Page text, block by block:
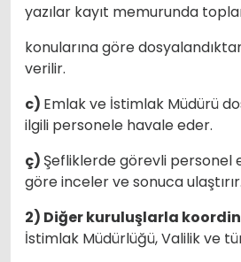
yazılar kayıt memurunda
konularına göre
verilir.
c) Emlak ve İstimlak Müdürü
ilgili personele havale eder.
ç) Şefliklerde görevli personel
göre inceler ve sonuca ulaştırır.
2) Diğer kuruluşlarla
İstimlak Müdürlüğü, Valilik ve